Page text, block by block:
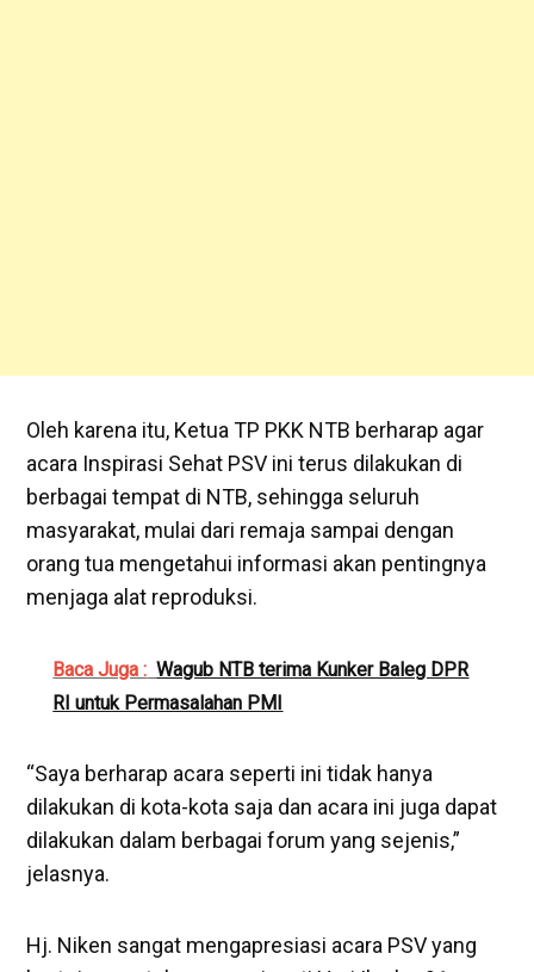
Oleh karena itu, Ketua TP PKK NTB berharap agar
acara Inspirasi Sehat PSV ini terus dilakukan di
berbagai tempat di NTB, sehingga seluruh
masyarakat, mulai dari remaja sampai dengan
orang tua mengetahui informasi akan pentingnya
menjaga alat reproduksi.
Baca Juga : Wagub NTB terima Kunker Baleg DPR
RI untuk Permasalahan PMI
“Saya berharap acara seperti ini tidak hanya
dilakukan di kota-kota saja dan acara ini juga dapat
dilakukan dalam berbagai forum yang sejenis,”
jelasnya.
Hj. Niken sangat mengapresiasi acara PSV yang